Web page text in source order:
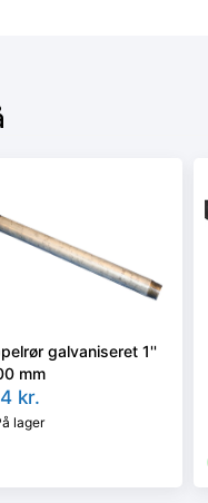
galvaniseret 1''
mm
kr.
lager